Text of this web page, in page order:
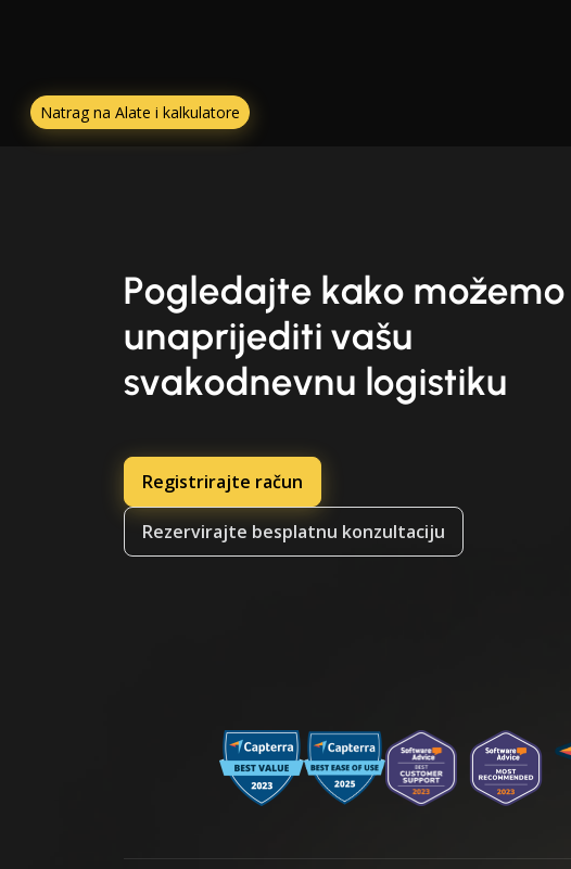
Natrag na Alate i kalkulatore
Pogledajte kako možemo
unaprijediti vašu
svakodnevnu logistiku
Registrirajte račun
Rezervirajte besplatnu konzultaciju